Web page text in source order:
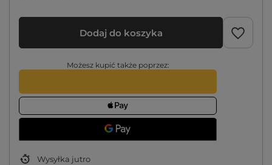
Dodaj do koszyka
Możesz kupić także poprzez:
Wysyłka jutro